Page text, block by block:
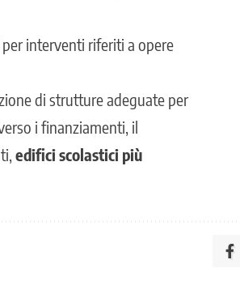
interventi riferiti a opere
di strutture adeguate per
i finanziamenti, il
edifici scolastici più